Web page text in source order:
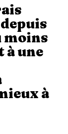
moins
à une
à